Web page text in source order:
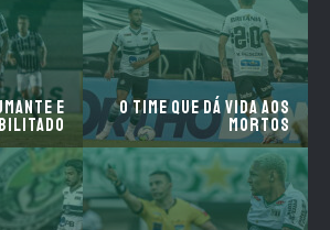
e
O time que dá vida aos
mortos